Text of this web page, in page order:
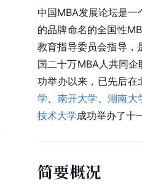
中国MBA发展论坛是
的品牌命名的全国性
教育指导委员会指导，
国二十万MBA人共同
功举办以来，已先后在
学
南开大学 、湖南大
技术大学成功举办了十
简要概况